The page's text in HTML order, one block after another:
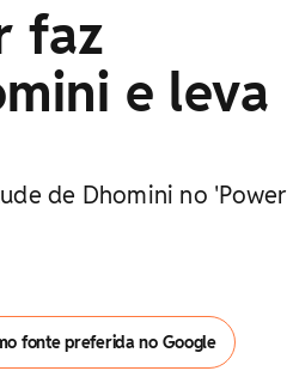
faz
e leva
de Dhomini no 'Power
fonte preferida no Google